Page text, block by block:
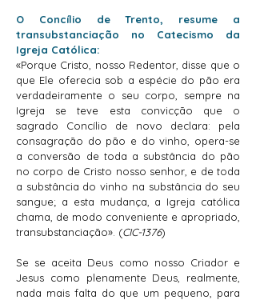
O Concílio de Trento, resume a
transubstanciação no Catecismo da
Igreja Católica:
«Porque Cristo, nosso Redentor, disse que o
que Ele oferecia sob a espécie do pão era
verdadeiramente o seu corpo, sempre na
Igreja se teve esta convicção que o
sagrado Concílio de novo declara: pela
consagração do pão e do vinho, opera-se
a conversão de toda a substância do pão
no corpo de Cristo nosso senhor, e de toda
a substância do vinho na substância do seu
sangue; a esta mudança, a Igreja católica
chama, de modo conveniente e apropriado,
transubstanciação». (CIC-1376)
Se se aceita Deus como nosso Criador e
Jesus como plenamente Deus, realmente,
nada mais falta do que um pequeno, para